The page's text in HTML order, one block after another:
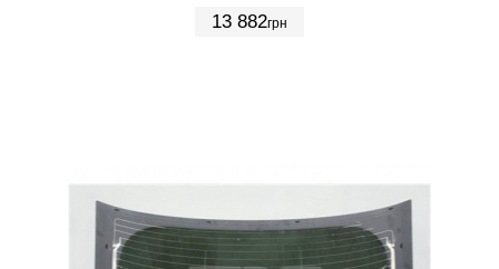
13 882грн